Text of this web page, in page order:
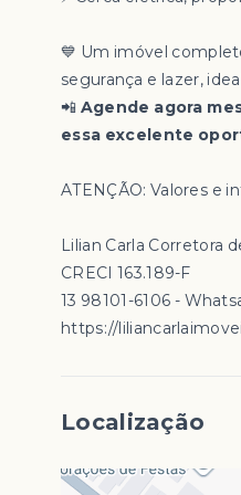
💙 Um imóvel
segurança e lazer,
📲 Agende agora
essa excelente
ATENÇÃO: Valores e
Lilian Carla Corretora
CRECI 163.189-F
13 98101-6106 -
https://
Localização